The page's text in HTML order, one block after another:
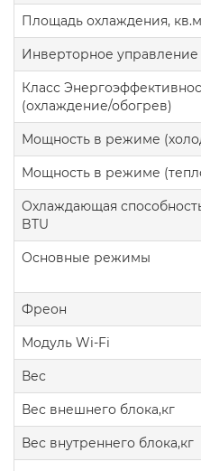
Площадь охлаждения, кв.м
Инверторное управление
Класс
(охлаждение/обогрев)
Мощность в режиме
Мощность в режиме
Охлаждающая
BTU
Основные режимы
Фреон
Модуль Wi-Fi
Вес
Вес внешнего блока,кг
Вес внутреннего блока,кг